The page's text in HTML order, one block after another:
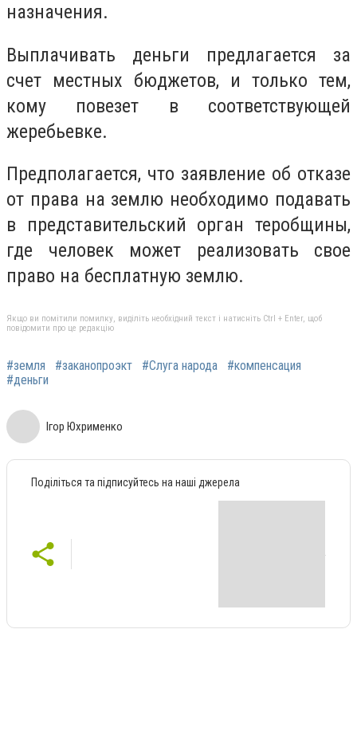
назначения.
Выплачивать деньги предлагается за
счет местных бюджетов, и только тем,
кому повезет в соответствующей
жеребьевке.
Предполагается, что заявление об отказе
от права на землю необходимо подавать
в представительский орган теробщины,
где человек может реализовать свое
право на бесплатную землю.
Якщо ви помітили помилку, виділіть необхідний текст і натисніть Ctrl + Enter, щоб
повідомити про це редакцію
#земля #заканопроэкт #Слуга народа
#компенсация
#деньги
Ігор Юхрименко
Поділіться та підписуйтесь на наші джерела